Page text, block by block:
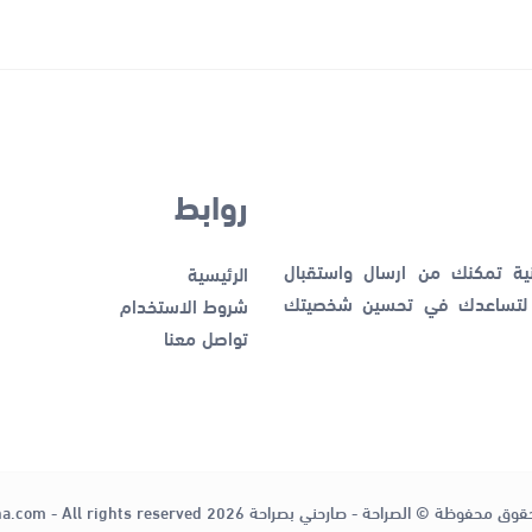
تمكنك من ارسال واستقبال
لتساعدك في تحسين شخصيتك
روابط
الرئيسية
شروط الاستخدام
تواصل معنا
محفوظة © الصراحة - صارحني بصراحة 2026 - All rights reserved